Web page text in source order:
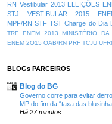
RN Vestibular 2013 ELEIÇÕES
STJ
VESTIBULAR 2015
MPF/RN STF TST Charge do Dia
TRF
ENEM 2013
MINISTÉRIO DA
ENEM 2O15 OAB/RN PRF TCJU
BLOGs PARCEIROS
Blog do BG
Governo corre para evitar
MP do fim da “taxa das
Há 27 minutos